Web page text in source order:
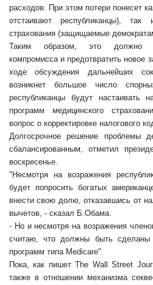
расходов. При этом потери понесет
отстаивают республиканцы), так
страхования (защищаемые
Таким образом, это должно
компромисса и предотвратить новое
ходе обсуждения дальнейших
возникнет большое число
республиканцы будут настаивать
программ медицинского
вопрос о корректировке налогового
Долгосрочное решение
сбалансированным, отметил
воскресенье.
"Несмотря на возражения
будет попросить богатых
внести свою долю, отказавшись от
вычетов, - сказал Б.Обама.
- Но и несмотря на возражения
считаю, что должны быть сделаны
программ типа Medicare".
Пока, как пишет The Wall Street
также в отношении механизма